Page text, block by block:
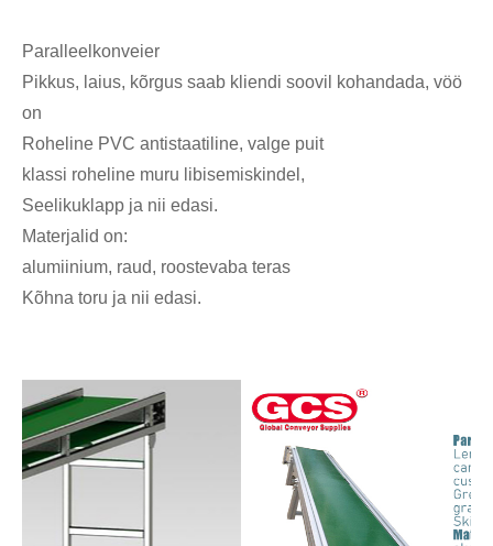
Paralleelkonveier
Pikkus, laius, kõrgus saab kliendi soovil kohandada, vöö
on
Roheline PVC antistaatiline, valge puit
klassi roheline muru libisemiskindel,
Seelikuklapp ja nii edasi.
Materjalid on:
alumiinium, raud, roostevaba teras
Kõhna toru ja nii edasi.